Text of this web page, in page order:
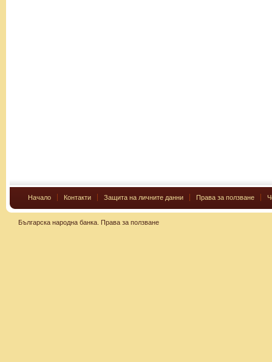
Начало Контакти Защита на личните данни Права за ползване
Българска народна банка. Права за ползване